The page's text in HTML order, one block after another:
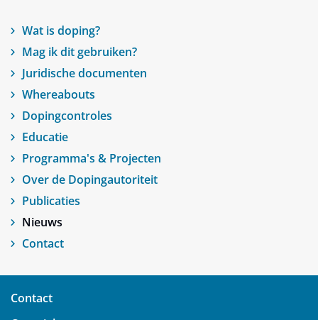
Wat is doping?
Mag ik dit gebruiken?
Juridische documenten
Whereabouts
Dopingcontroles
Educatie
Programma's & Projecten
Over de Dopingautoriteit
Publicaties
Nieuws
Contact
Contact